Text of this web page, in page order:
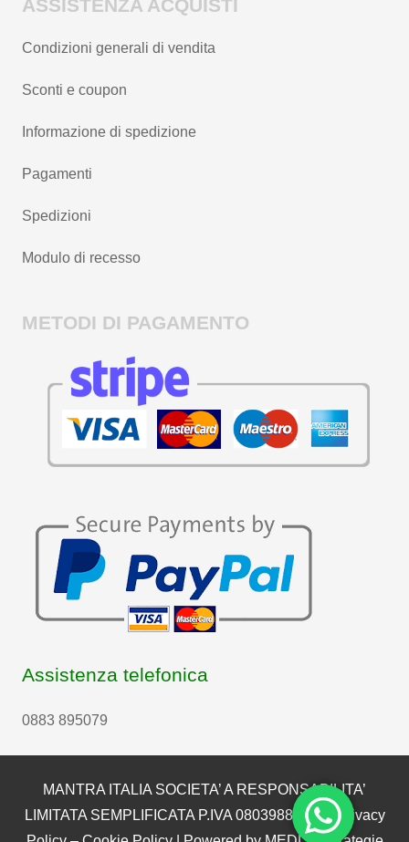
ASSISTENZA ACQUISTI
Condizioni generali di vendita
Sconti e coupon
Informazione di spedizione
Pagamenti
Spedizioni
Modulo di recesso
METODI DI PAGAMENTO
Assistenza telefonica
0883 895079
MANTRA ITALIA SOCIETA’ A RESPONSABILITA’
LIMITATA SEMPLIFICATA P.IVA 08039880722 | Privacy